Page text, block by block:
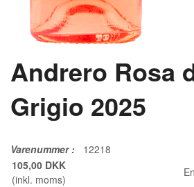
Andrero Rosa
Grigio 2025
Varenummer :
12218
105,00 DKK
(inkl. moms)